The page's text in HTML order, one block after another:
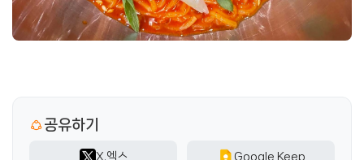
공유하기
X.엑스 Google Keep